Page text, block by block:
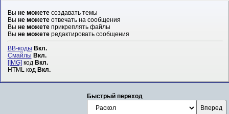
Вы не можетесоздавать темы
Вы не можетеотвечать на сообщения
Вы не можетеприкреплять файлы
Вы не можетередактировать сообщения
BB-коды Вкл.
Смайлы Вкл.
[IMG] код Вкл.
HTML код Вкл.
Быстрый переход